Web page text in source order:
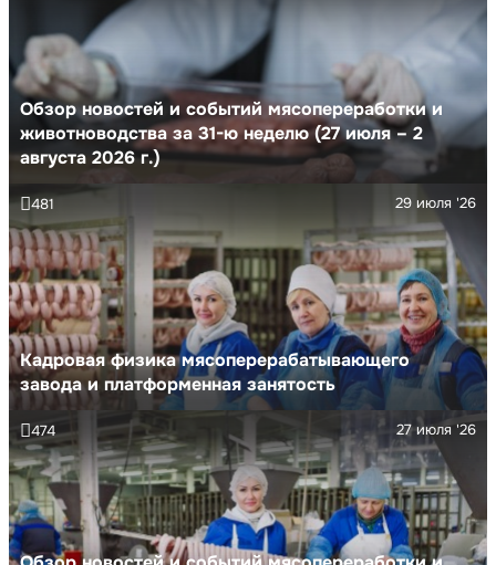
Обзор новостей и событий мясопереработки и
животноводства за 31-ю неделю (27 июля – 2
августа 2026 г.)
Кадровая физика мясоперерабатывающего
завода и платформенная занятость
29 июля '26
481
27 июля '26
474